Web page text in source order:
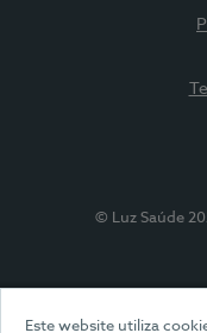
Este website utiliza
© Luz Saúde